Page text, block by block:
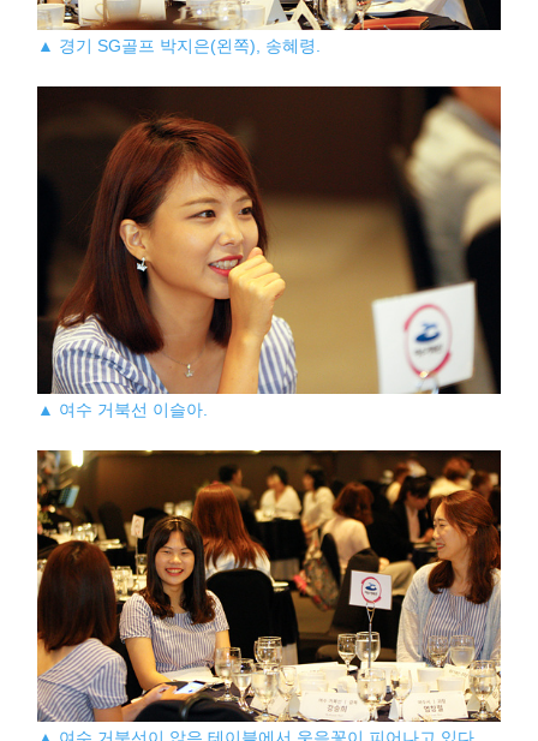
▲ 경기 SG골프 박지은(왼쪽), 송혜령.
▲ 여수 거북선 이슬아.